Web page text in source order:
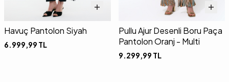
Havuç Pantolon Siyah
6.999,99 TL
Pullu Ajur Desenli Boru Paça
Pantolon Oranj - Multi
9.299,99 TL